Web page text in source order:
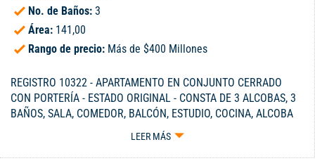
No. de Baños: 3
Área: 141,00
Rango de precio: Más de $400 Millones
REGISTRO 10322 - APARTAMENTO EN CONJUNTO CERRADO
CON PORTERÍA - ESTADO ORIGINAL - CONSTA DE 3 ALCOBAS, 3
BAÑOS, SALA, COMEDOR, BALCÓN, ESTUDIO, COCINA, ALCOBA
DE SERVICIO CON BAÑO, ZONA DE OFICIOS, PISOS EN MÁRMOL
PISCINA, SENDEROS PARA CAMINAR - CELULAR 300-3229115.
LEER MÁS